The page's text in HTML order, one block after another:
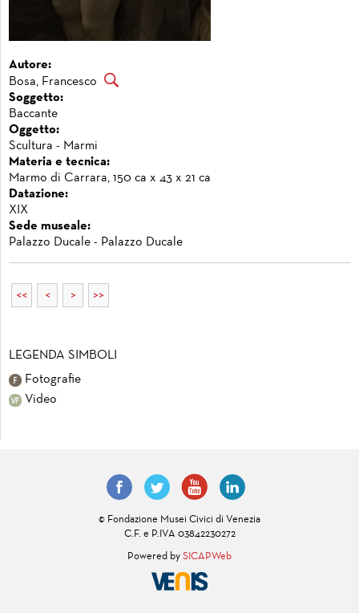
Autore:
Bosa, Francesco
Soggetto:
Baccante
Oggetto:
Scultura - Marmi
Materia e tecnica:
Marmo di Carrara, 150 ca x 43 x 21 ca
Datazione:
XIX
Sede museale:
Palazzo Ducale - Palazzo Ducale
<< < > >>
LEGENDA SIMBOLI
Fotografie
Video
© Fondazione Musei Civici di Venezia
C.F. e P.IVA 03842230272
Powered by SICAPWeb